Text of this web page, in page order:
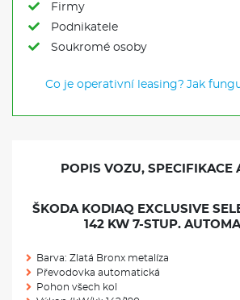
Firmy
Podnikatele
Soukromé osoby
Co je operativní leasing? Jak
POPIS VOZU, SPECIFIKACE
ŠKODA KODIAQ EXCLUSIVE
142 KW 7-STUP.
Barva: Zlatá Bronx metalíza
Převodovka automatická
Pohon všech kol